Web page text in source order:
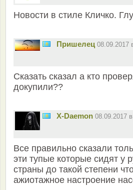
Новости в стиле Кличко.
Пришелец 08.09.2017
Сказать сказал а кто
докупили??
X-Daemon 08.09.2017
Все правильно сказали
эти тупые которые сидят у
страны до такой степени
ажиотажное настроение